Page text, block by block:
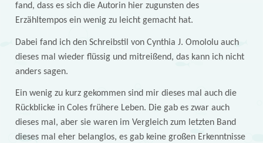
fand, dass es sich die Autorin hier zugunsten des
Erzähltempos ein wenig zu leicht gemacht hat.
Dabei fand ich den Schreibstil von Cynthia J. Omololu auch
dieses mal wieder flüssig und mitreißend, das kann ich nicht
anders sagen.
Ein wenig zu kurz gekommen sind mir dieses mal auch die
Rückblicke in Coles frühere Leben. Die gab es zwar auch
dieses mal, aber sie waren im Vergleich zum letzten Band
dieses mal eher belanglos, es gab keine großen Erkenntnisse